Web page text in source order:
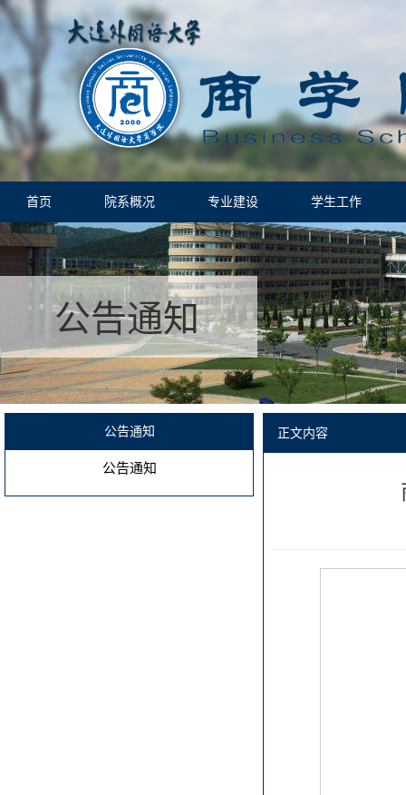
首页 院系概况 专业建设 学生工作
公告通知
公告通知
公告通知
正文内容